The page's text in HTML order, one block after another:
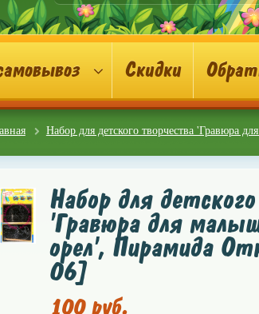
Скидки
Набор для детского творчества 'Гравюра
Набор для
'Гравюра для
орел', Пирамида
06]
100 руб.